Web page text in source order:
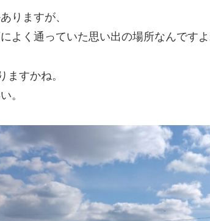
りますが、
よく通っていた思い出の場所なんですよ
すかね。
。